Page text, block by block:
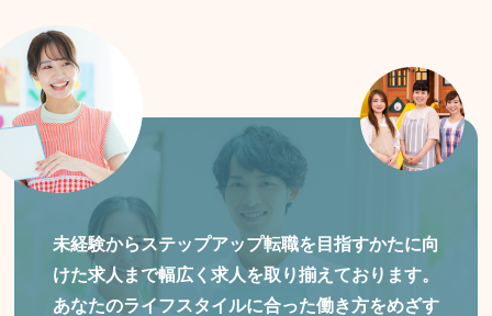
未経験からステップアップ転職を目指すかたに向
けた求人まで幅広く求人を取り揃えております。
あなたのライフスタイルに合った働き方をめざす